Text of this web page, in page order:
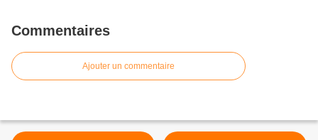
Commentaires
Ajouter un commentaire